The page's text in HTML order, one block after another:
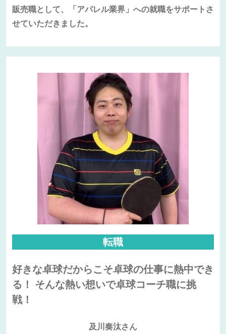
販売職として、「アパレル業界」への就職をサポートさ
せていただきました。
転職
好きな卓球だからこそ卓球の仕事に熱中でき
る！ そんな熱い想いで卓球コーチ職に挑
戦！
及川奏汰さん